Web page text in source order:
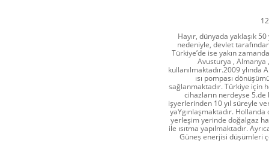
Hayır, dünyada yaklaşık
nedeniyle, devlet
Türkiye’de ise yakın
Avusturya ,
kullanılmaktadır.2009 ylında
ısı pompası
sağlanmaktadır. Türkiye için
cihazların nerdeyse
işyerlerinden 10 yıl süreyle
yaYgınlaşmaktadır.
yerleşim yerinde doğalgaz
ile ısıtma yapılmaktadır.
Güneş enerjisi düşümleri